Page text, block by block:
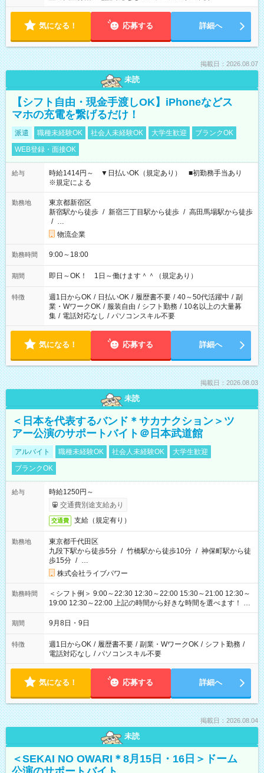
気になる！ 応募する 詳細へ
掲載日：2026.08.07
未読
【シフト自由・現金手渡しOK】iPhoneなどス
マホの充電を繋げるだけ！
派遣 職種未経験OK 社会人未経験OK 大学生歓迎
ブランクOK
WEB登録・面接OK
給与
時給1414円～ ▼日払いOK（規定あり） ■初勤務手当あり
※規定による
勤務地
東京都新宿区
新宿駅から徒歩 / 新宿三丁目駅から徒歩 / 高田馬場駅から徒歩
/ …
物流企業
勤務時間 9:00～18:00
期間 即日～OK！ 1日～働けます＾＾（規定あり）
特徴 週1日からOK / 日払いOK / 履歴書不要 / 40～50代活躍中 / 副
業・WワークOK / 服装自由 / シフト勤務 / 10名以上の大量募
集 / 電話対応なし / パソコンスキル不要
気になる！ 応募する 詳細へ
掲載日：2026.08.03
未読
＜日本を代表するバンド＊サカナクション＞ツ
アー公演のサポートバイト＠日本武道館
アルバイト 職種未経験OK 社会人未経験OK
大学生歓迎
ブランクOK
給与
時給1250円～
交通費別途支給あり
交通費 支給（規定有り）
勤務地
東京都千代田区
九段下駅から徒歩5分 / 竹橋駅から徒歩10分 / 神保町駅から徒
歩15分 / …
株式会社ライブパワー
勤務時間
＜シフト例＞ 9:00～22:30 12:30～22:00 15:30～21:00 12:30～
19:00 12:30～22:00 上記の時間から好きな時間を選べます！ ※
時間は変更となる可能性があります
期間 9月8日・9日
特徴 週1日からOK / 履歴書不要 / 副業・WワークOK / シフト勤務 /
電話対応なし / パソコンスキル不要
気になる！ 応募する 詳細へ
掲載日：2026.08.04
未読
＜SEKAI NO OWARI＊8月15日・16日＞ドーム